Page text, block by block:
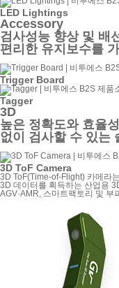
LED Lightings
Accessory
검사성능 향상 및 배
편리한 유지보수를
Trigger Board
Tagger
3D
높은 정확도와 효율
없이 검사할 수 있는
3D ToF Camera
3D ToF(Time-of-Flight) 카메라
3D 데이터를 획득하는 산업용
AGV·AMR, 스마트팩토리 및 부